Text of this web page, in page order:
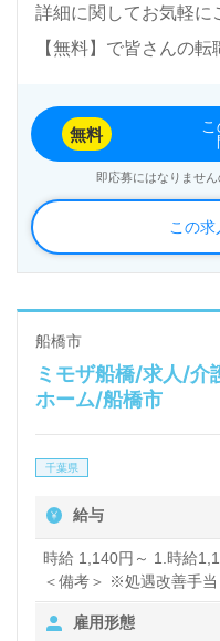
詳細に関してお気軽に
【無料】で皆さんの
この
無料
即応募にはなりませ
船橋市
ミモザ船橋/求人/介
ホーム/船橋市
千葉県
給与
時給 1,140円～ 1.時給
＜備考＞ ※処遇改善手
勤日給」 16：00～翌
～ 2.時給1,140円 ～ ＜
雇用形態